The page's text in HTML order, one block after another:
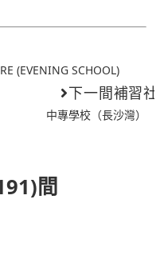
(EVENING SCHOOL)
下一間補習
中專學校（長沙灣）
間